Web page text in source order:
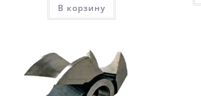
В корзину